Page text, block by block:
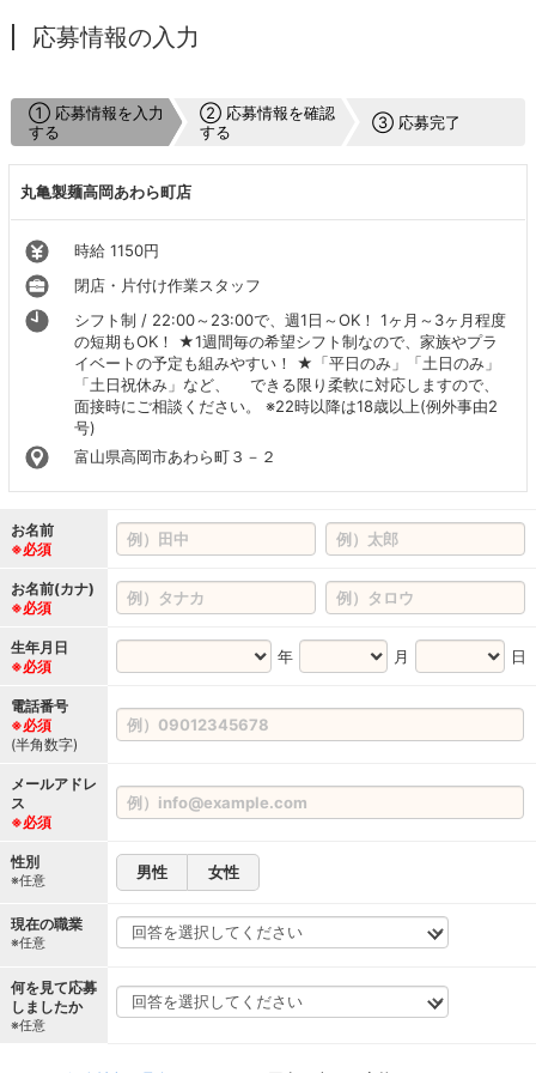
応募情報の入力
① 応募情報を入力
する
② 応募情報を確認
する
③ 応募完了
丸亀製麺高岡あわら町店
時給 1150円
閉店・片付け作業スタッフ
シフト制 / 22:00～23:00で、週1日～OK！ 1ヶ月～3ヶ月程度
の短期もOK！ ★1週間毎の希望シフト制なので、家族やプラ
イベートの予定も組みやすい！ ★「平日のみ」「土日のみ」
「土日祝休み」など、 できる限り柔軟に対応しますので、
面接時にご相談ください。 ※22時以降は18歳以上(例外事由2
号)
富山県高岡市あわら町３－２
お名前
※必須
お名前(カナ)
※必須
生年月日
※必須
年 月 日
電話番号
※必須
(半角数字)
メールアドレ
ス
※必須
性別
※任意 男性 女性
現在の職業
※任意
何を見て応募
しましたか
※任意